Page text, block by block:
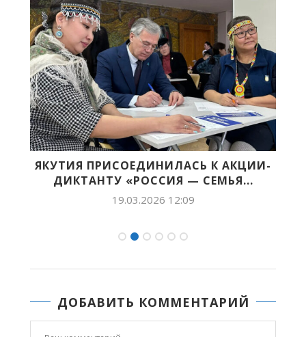
ЯКУТИЯ ПРИСОЕДИНИЛАСЬ К АКЦИИ-
ДИКТАНТУ «РОССИЯ — СЕМЬЯ...
19.03.2026 12:09
ДОБАВИТЬ КОММЕНТАРИЙ